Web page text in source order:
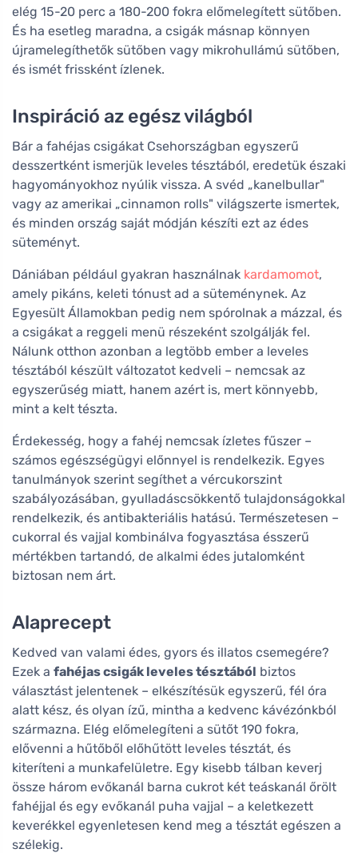
elég 15-20 perc a 180-200 fokra előmelegített sütőben.
És ha esetleg maradna, a csigák másnap könnyen
újramelegíthetők sütőben vagy mikrohullámú sütőben,
és ismét frissként ízlenek.
Inspiráció az egész világból
Bár a fahéjas csigákat Csehországban egyszerű
desszertként ismerjük leveles tésztából, eredetük északi
hagyományokhoz nyúlik vissza. A svéd „kanelbullar"
vagy az amerikai „cinnamon rolls" világszerte ismertek,
és minden ország saját módján készíti ezt az édes
süteményt.
Dániában például gyakran használnak kardamomot,
amely pikáns, keleti tónust ad a süteménynek. Az
Egyesült Államokban pedig nem spórolnak a mázzal, és
a csigákat a reggeli menü részeként szolgálják fel.
Nálunk otthon azonban a legtöbb ember a leveles
tésztából készült változatot kedveli – nemcsak az
egyszerűség miatt, hanem azért is, mert könnyebb,
mint a kelt tészta.
Érdekesség, hogy a fahéj nemcsak ízletes fűszer –
számos egészségügyi előnnyel is rendelkezik. Egyes
tanulmányok szerint segíthet a vércukorszint
szabályozásában, gyulladáscsökkentő tulajdonságokkal
rendelkezik, és antibakteriális hatású. Természetesen –
cukorral és vajjal kombinálva fogyasztása ésszerű
mértékben tartandó, de alkalmi édes jutalomként
biztosan nem árt.
Alaprecept
Kedved van valami édes, gyors és illatos csemegére?
Ezek a fahéjas csigák leveles tésztából biztos
választást jelentenek – elkészítésük egyszerű, fél óra
alatt kész, és olyan ízű, mintha a kedvenc kávézónkból
származna. Elég előmelegíteni a sütőt 190 fokra,
elővenni a hűtőből előhűtött leveles tésztát, és
kiteríteni a munkafelületre. Egy kisebb tálban keverj
össze három evőkanál barna cukrot két teáskanál őrölt
fahéjjal és egy evőkanál puha vajjal – a keletkezett
keverékkel egyenletesen kend meg a tésztát egészen a
szélekig.